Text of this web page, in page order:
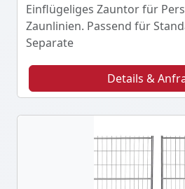
Einflügeliges Zauntor für
Zaunlinien. Passend für
Separate
Details &